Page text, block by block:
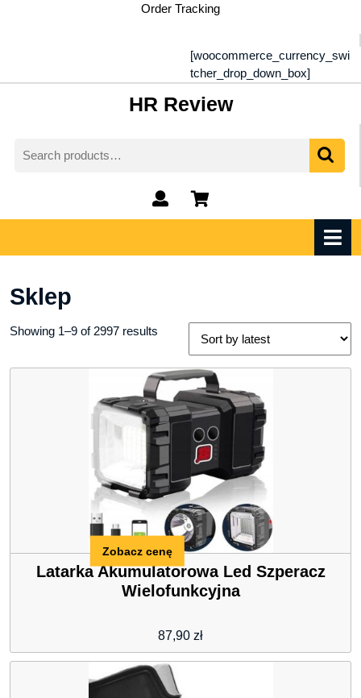
Order Tracking
[woocommerce_currency_swi
tcher_drop_down_box]
HR Review
for:
My
Account
shopping
cart
Sklep
Showing 1–9 of 2997 results
Latarka Akumulatorowa Led Szperacz
Wielofunkcyjna
87,90 zł
Zobacz cenę